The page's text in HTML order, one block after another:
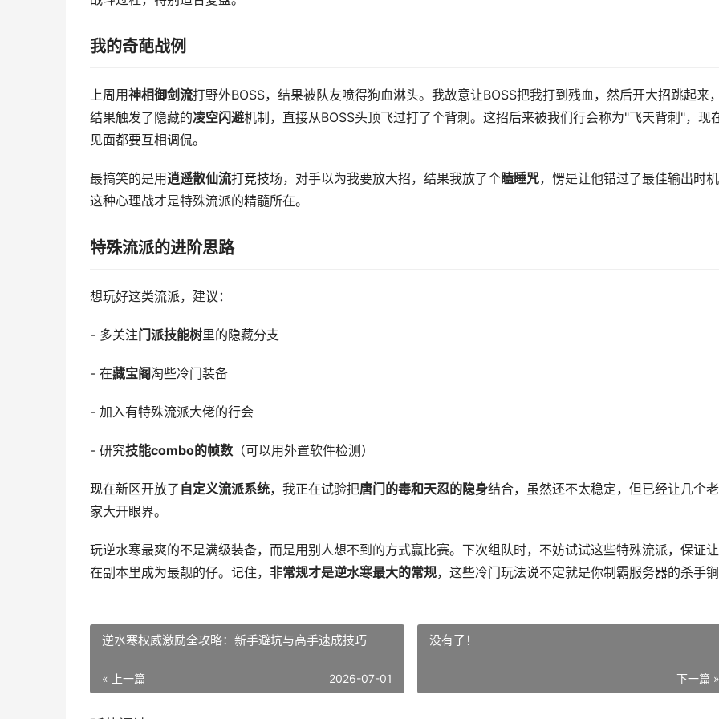
我的奇葩战例
上周用神相御剑流打野外BOSS，结果被队友喷得狗血淋头。我故意让BOSS把我打到残血，然后开大招跳起来，
结果触发了隐藏的凌空闪避机制，直接从BOSS头顶飞过打了个背刺。这招后来被我们行会称为"飞天背刺"，现
见面都要互相调侃。
最搞笑的是用 逍遥散仙流打竞技场，对手以为我要放大招，结果我放了个瞌睡咒，愣是让他错过了最佳输出时机
这种心理战才是特殊流派的精髓所在。
特殊流派的进阶思路
想玩好这类流派，建议：
- 多关注门派技能树里的隐藏分支
- 在藏宝阁淘些冷门装备
- 加入有特殊流派大佬的行会
- 研究技能combo的帧数 （可以用外置软件检测）
现在新区开放了 自定义流派系统，我正在试验把唐门的毒和天忍的隐身结合，虽然还不太稳定，但已经让几个
家大开眼界。
玩逆水寒最爽的不是满级装备，而是用别人想不到的方式赢比赛。下次组队时，不妨试试这些特殊流派，保证
在副本里成为最靓的仔。记住， 非常规才是逆水寒最大的常规，这些冷门玩法说不定就是你制霸服务器的杀手锏
逆水寒权威激励全攻略：新手避坑与高手速成技巧
« 上一篇 2026-07-01
没有了！
下一篇 »